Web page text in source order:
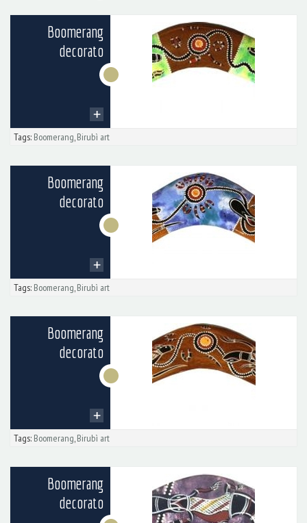
Boomerang
decorato
Tags: Boomerang,Birubì art
Boomerang
decorato
Tags: Boomerang,Birubì art
Boomerang
decorato
Tags: Boomerang,Birubì art
Boomerang
decorato